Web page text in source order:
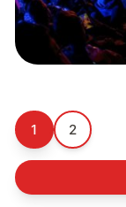
1 2